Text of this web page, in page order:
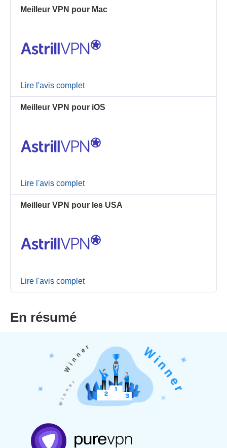
Meilleur VPN pour Mac
Lire l'avis complet
Meilleur VPN pour iOS
Lire l'avis complet
Meilleur VPN pour les USA
Lire l'avis complet
En résumé